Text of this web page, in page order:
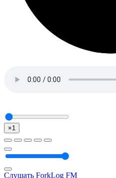
×1
Слушать ForkLog FM